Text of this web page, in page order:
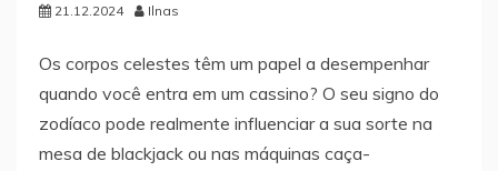
21.12.2024 Ilnas
Os corpos celestes têm um papel a desempenhar
quando você entra em um cassino? O seu signo do
zodíaco pode realmente influenciar a sua sorte na
mesa de blackjack ou nas máquinas caça-